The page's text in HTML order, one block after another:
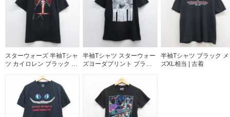
スターウォーズ 半袖Tシャ
ツ カイロレン ブラック メ
半袖Tシャツ スターウォー
ズヨーダプリント ブラッ
半袖Tシャツ ブラック メ
ズXL相当 | 古着